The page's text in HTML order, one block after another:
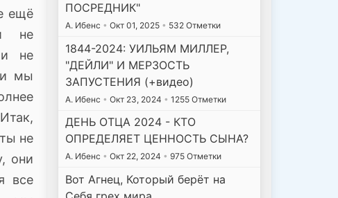
ещё
не
не
мы
не
они
все
ПОСРЕДНИК"
А. Ибенс • Окт 01, 2025 • 532 Отметки
1844-2024: УИЛЬЯМ МИЛЛЕР,
"ДЕЙЛИ" И МЕРЗОСТЬ
ЗАПУСТЕНИЯ (+видео)
А. Ибенс • Окт 23, 2024 • 1255 Отметки
ДЕНЬ ОТЦА 2024 - КТО
ОПРЕДЕЛЯЕТ ЦЕННОСТЬ СЫНА?
А. Ибенс • Окт 22, 2024 • 975 Отметки
Вот Агнец, Который берёт на